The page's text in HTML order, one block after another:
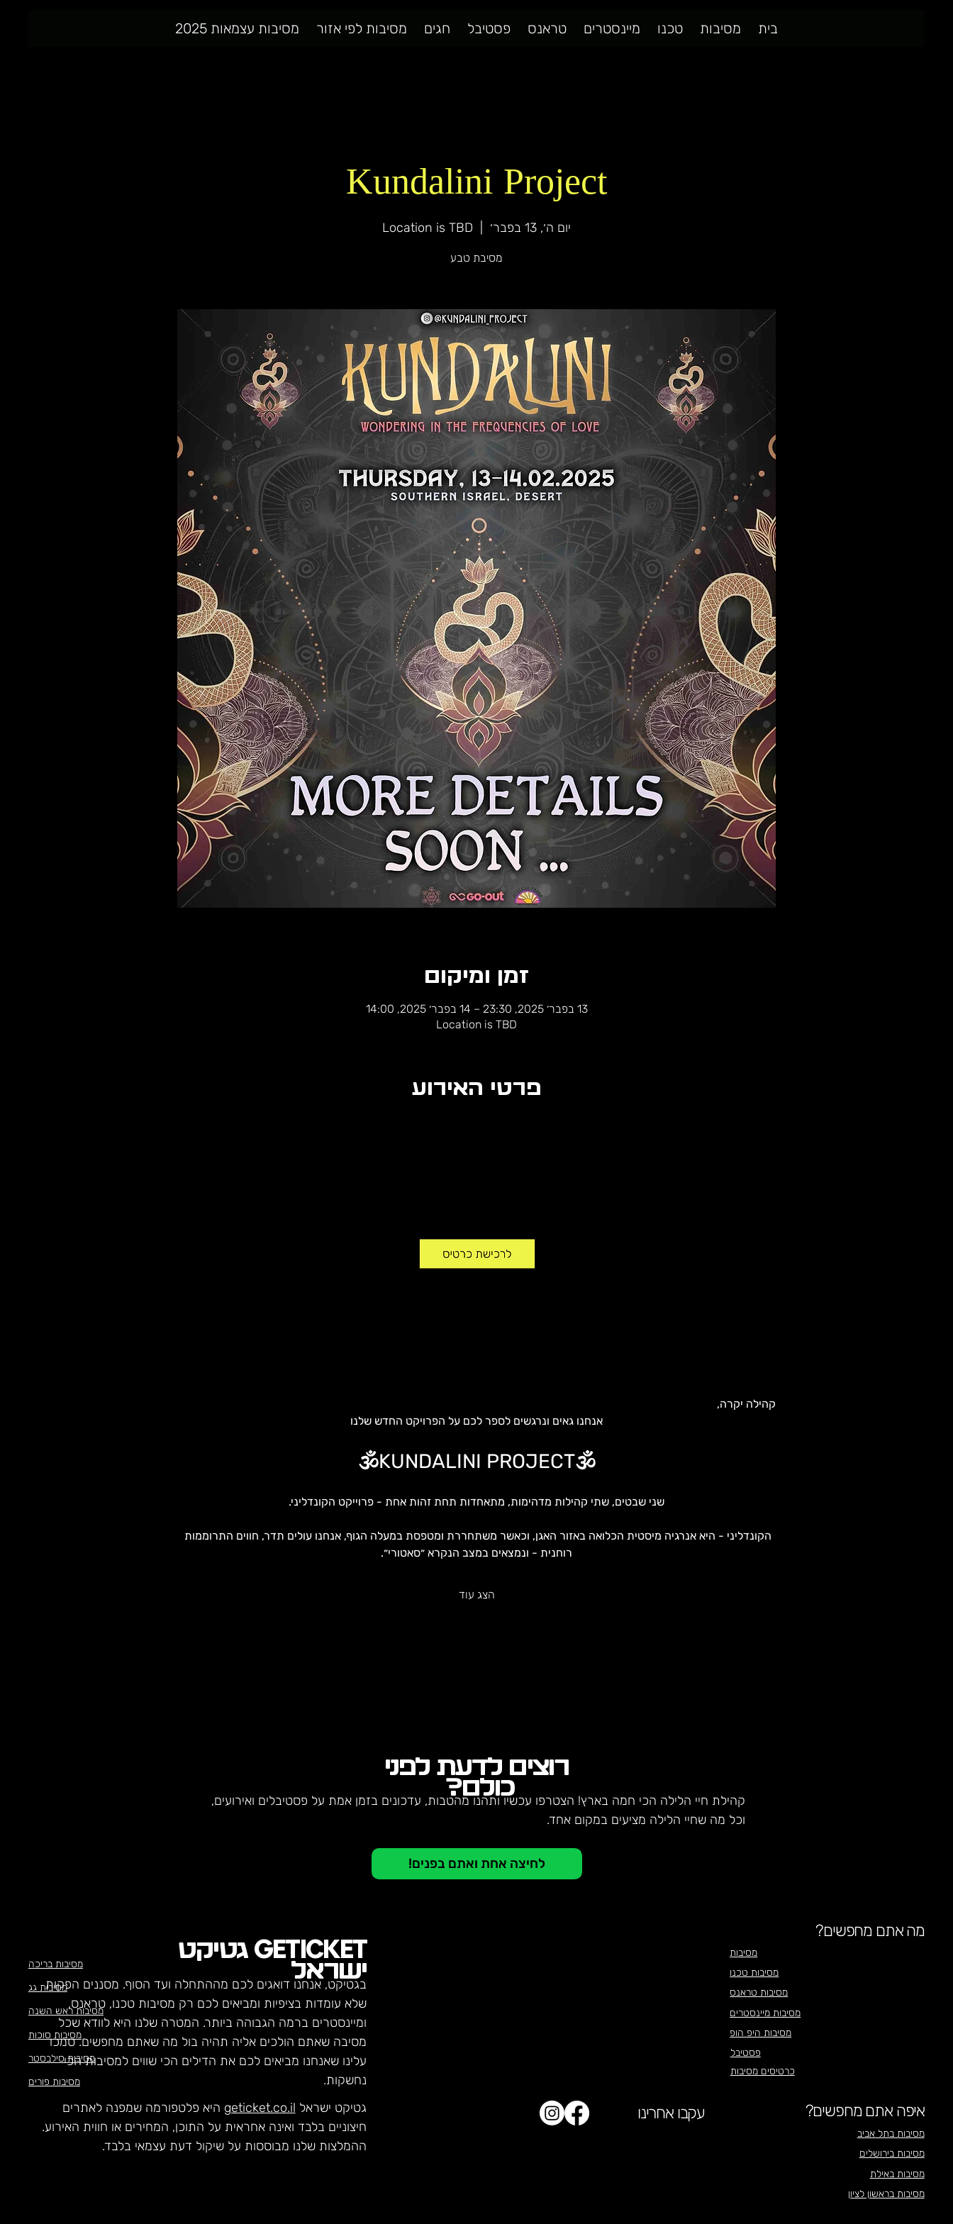
בית מסיבות טכנו מיינסטרים טראנס פסטיבל חגים מסיבות לפי אזור מסיבות עצמאות 2025
Kundalini Project
יום ה׳, 13 בפבר׳ Location is TBD
מסיבת טבע
זמן ומיקום
13 בפבר׳ 2025, 23:30 – 14 בפבר׳ 2025, 14:00
Location is TBD
פרטי האירוע
קהילה יקרה,
אנחנו גאים ונרגשים לספר לכם על הפרויקט החדש שלנו
🕉️KUNDALINI PROJECT🕉️
שני שבטים, שתי קהילות מדהימות, מתאחדות תחת זהות אחת - פרוייקט הקונדליני.
הקונדליני - היא אנרגיה מיסטית הכלואה באזור האגן, וכאשר משתחררת ומטפסת במעלה הגוף, אנחנו עולים תדר, חווים התרוממות
רוחנית - ונמצאים במצב הנקרא ״סאטורי״.
הצג עוד
רוצים לדעת לפני
כולם?
קהילת חיי הלילה הכי חמה בארץ! הצטרפו עכשיו ותהנו מהטבות, עדכונים בזמן אמת על פסטיבלים ואירועים,
וכל מה שחיי הלילה מציעים במקום אחד.
לחיצה אחת ואתם בפנים!
מסיבות בריכה
מסיבות גג
מסיבות ראש השנה
מסיבות סוכות
מסיבות סילבסטר
מסיבות פורים
GETICKET גטיקט
ישראל
בגטיקט, אנחנו דואגים לכם מההתחלה ועד הסוף. מסננים הפקות
שלא עומדות בציפיות ומביאים לכם רק מסיבות טכנו, טראנס,
ומיינסטרים ברמה הגבוהה ביותר. המטרה שלנו היא לוודא שכל
מסיבה שאתם הולכים אליה תהיה בול מה שאתם מחפשים. סמכו
עלינו שאנחנו מביאים לכם את הדילים הכי שווים למסיבות הכי
נחשקות.
מה אתם מחפשים?
מסיבות
מסיבות טכנו
מסיבות טראנס
מסיבות מיינסטרים
מסיבות היפ הופ
פסטיבל
כרטיסים מסיבות
גטיקט ישראל geticket.co.il היא פלטפורמה שמפנה לאתרים
חיצוניים בלבד ואינה אחראית על התוכן, המחירים או חווית האירוע.
ההמלצות שלנו מבוססות על שיקול דעת עצמאי בלבד.
עקבו אחרינו איפה אתם מחפשים?
מסיבות בתל אביב
מסיבות בירושלים
מסיבות באילת
מסיבות בראשון לציון